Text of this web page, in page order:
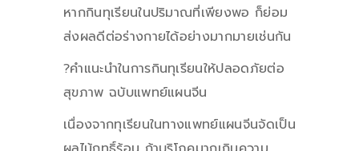
หากกินทุเรียนในปริมาณที่เพียงพอ ก็ย่อม
ส่งผลดีต่อร่างกายได้อย่างมากมายเช่นกัน
?คำแนะนำในการกินทุเรียนให้ปลอดภัยต่อ
สุขภาพ ฉบับแพทย์แผนจีน
เนื่องจากทุเรียนในทางแพทย์แผนจีนจัดเป็น